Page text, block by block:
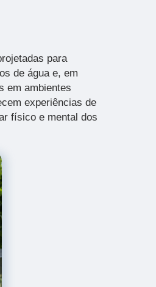
para
de água e, em
em ambientes
experiências de
físico e mental dos